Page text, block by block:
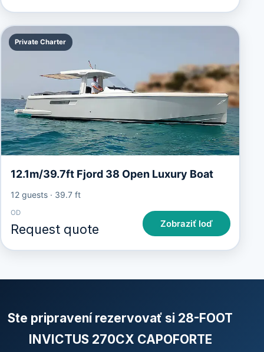
Private Charter
12.1m/39.7ft Fjord 38 Open Luxury Boat
12 guests· 39.7 ft
OD
Request quote Zobraziť loď
Ste pripravení rezervovať si 28-FOOT
INVICTUS 270CX CAPOFORTE